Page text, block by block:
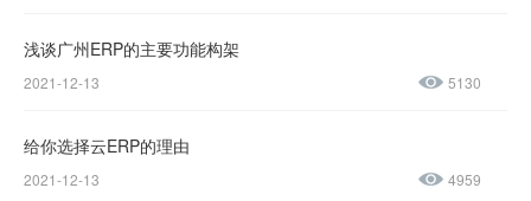
浅谈广州ERP的主要功能构架
2021-12-13 5130
给你选择云ERP的理由
2021-12-13 4959
售后服务热线：